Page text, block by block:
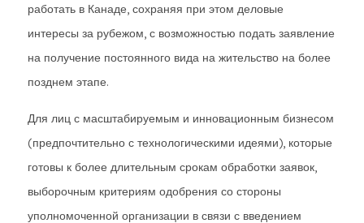
работать в Канаде, сохраняя при этом деловые
интересы за рубежом, с возможностью подать заявление
на получение постоянного вида на жительство на более
позднем этапе.
Для лиц с масштабируемым и инновационным бизнесом
(предпочтительно с технологическими идеями), которые
готовы к более длительным срокам обработки заявок,
выборочным критериям одобрения со стороны
уполномоченной организации в связи с введением